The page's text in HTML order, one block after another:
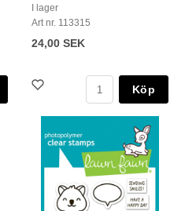
I lager
Art nr. 113315
24,00 SEK
Köp